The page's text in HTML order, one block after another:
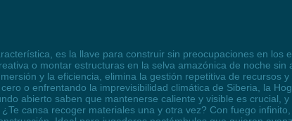
es la llave para construir sin preocupaciones en los
o montar estructuras en la selva amazónica de noche
y la eficiencia, elimina la gestión repetitiva de recursos
o enfrentando la imprevisibilidad climática de Siberia, la
abierto saben que mantenerse caliente y visible es crucial,
cansa recoger materiales una y otra vez? Con fuego